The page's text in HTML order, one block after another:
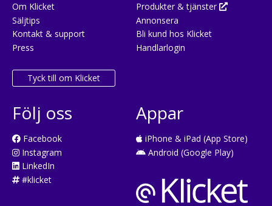
Om Klicket
Säljtips
Kontakt & support
Press
Tyck till om Klicket
Produkter & tjänster
Annonsera
Bli kund hos Klicket
Handlarlogin
Följ oss
Facebook
Instagram
LinkedIn
#klicket
Appar
iPhone & iPad (App Store)
Android (Google Play)